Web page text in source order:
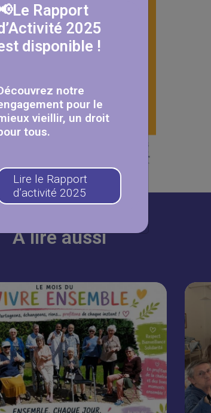
À lire aussi
Rapport
2025
disponible !
notre
pour le
vieillir, un droit
tous.
Lire le Rapport
d’activité 2025